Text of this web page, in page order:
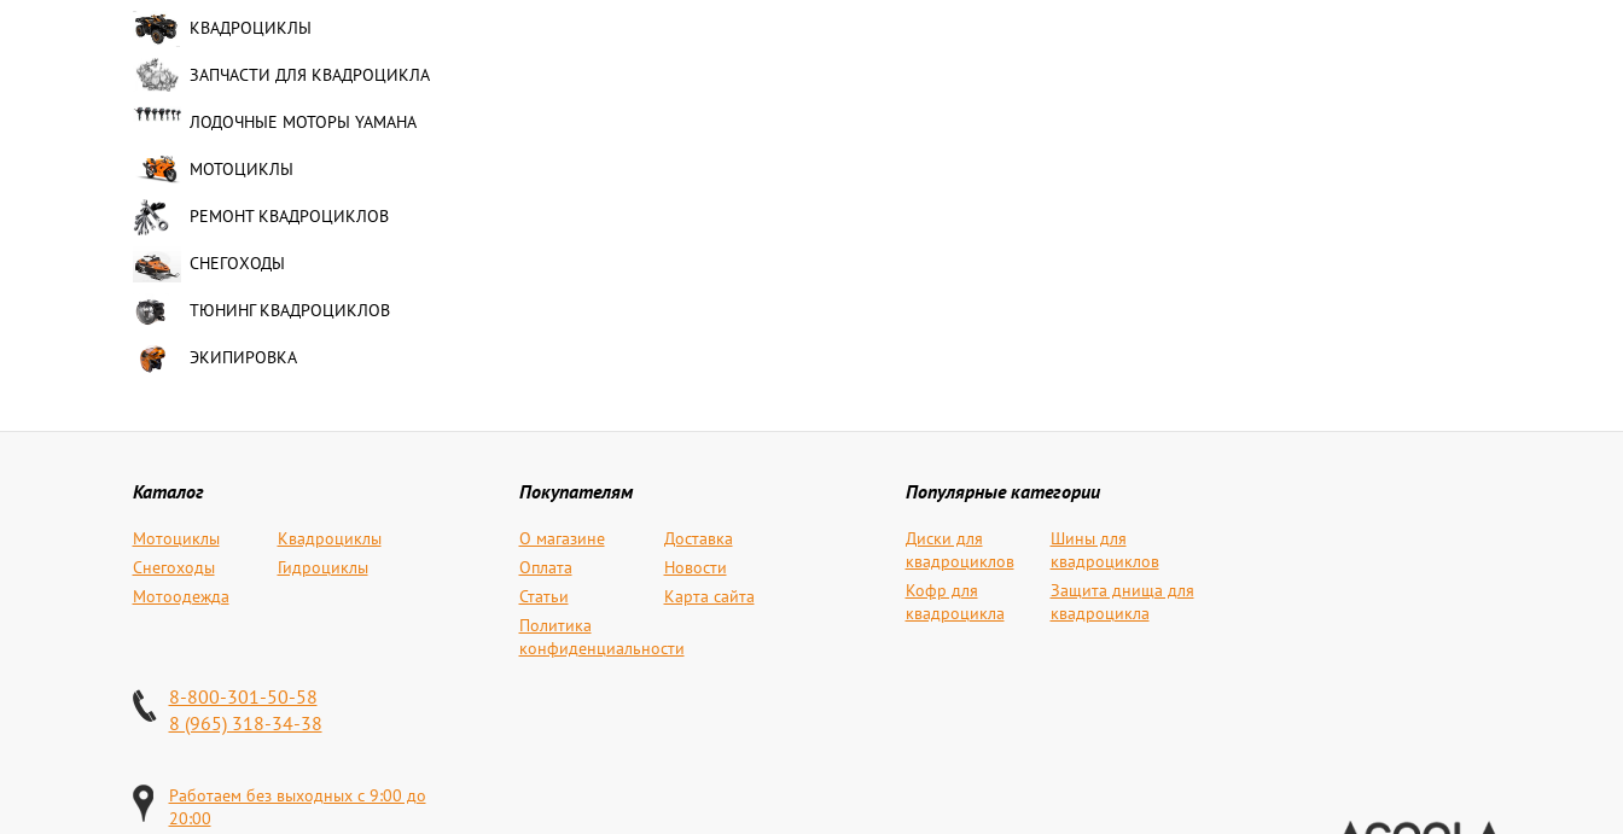
КВАДРОЦИКЛЫ
ЗАПЧАСТИ ДЛЯ КВАДРОЦИКЛА
ЛОДОЧНЫЕ МОТОРЫ YAMAHA
МОТОЦИКЛЫ
РЕМОНТ КВАДРОЦИКЛОВ
СНЕГОХОДЫ
ТЮНИНГ КВАДРОЦИКЛОВ
ЭКИПИРОВКА
Каталог
Мотоциклы
Квадроциклы
Снегоходы
Гидроциклы
Мотоодежда
Покупателям
О магазине
Доставка
Оплата
Новости
Статьи
Карта сайта
Политика
конфиденциальности
Популярные категории
Диски для
квадроциклов
Шины для
квадроциклов
Кофр для
квадроцикла
Защита днища для
квадроцикла
8-800-301-50-58
8 (965) 318-34-38
Работаем без выходных с 9:00 до
20:00